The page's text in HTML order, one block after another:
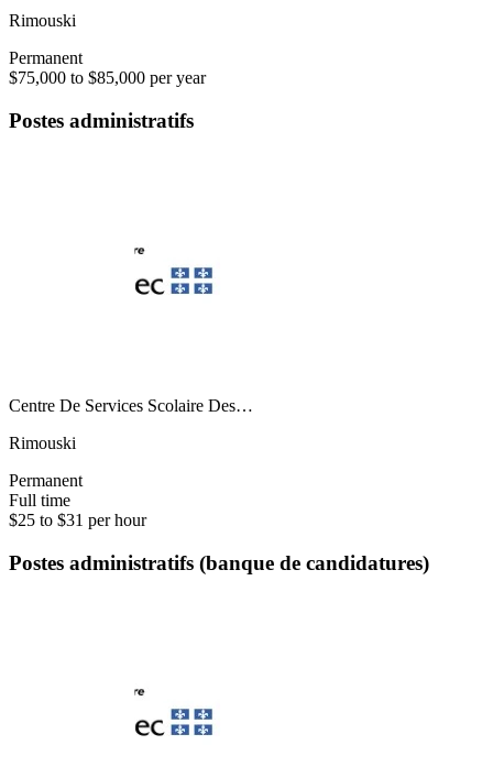
Rimouski
Permanent
$75,000 to $85,000 per year
Postes administratifs
Centre De Services Scolaire Des…
Rimouski
Permanent
Full time
$25 to $31 per hour
Postes administratifs (banque de candidatures)